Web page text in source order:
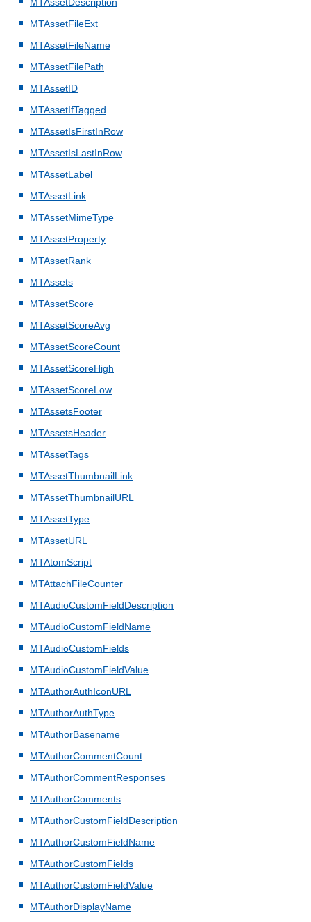
MTAssetFileExt
MTAssetFileName
MTAssetFilePath
MTAssetID
MTAssetIfTagged
MTAssetIsFirstInRow
MTAssetIsLastInRow
MTAssetLabel
MTAssetLink
MTAssetMimeType
MTAssetProperty
MTAssetRank
MTAssets
MTAssetScore
MTAssetScoreAvg
MTAssetScoreCount
MTAssetScoreHigh
MTAssetScoreLow
MTAssetsFooter
MTAssetsHeader
MTAssetTags
MTAssetThumbnailLink
MTAssetThumbnailURL
MTAssetType
MTAssetURL
MTAtomScript
MTAttachFileCounter
MTAudioCustomFieldDescription
MTAudioCustomFieldName
MTAudioCustomFields
MTAudioCustomFieldValue
MTAuthorAuthIconURL
MTAuthorAuthType
MTAuthorBasename
MTAuthorCommentCount
MTAuthorCommentResponses
MTAuthorComments
MTAuthorCustomFieldDescription
MTAuthorCustomFieldName
MTAuthorCustomFields
MTAuthorCustomFieldValue
MTAuthorDisplayName